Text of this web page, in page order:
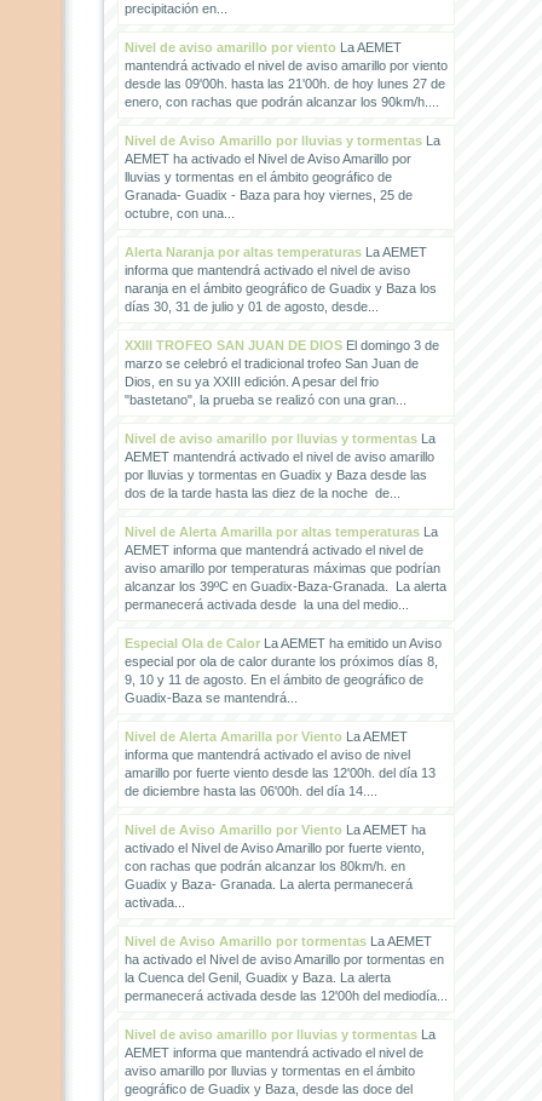
precipitación en...
Nivel de aviso amarillo por vientoLa AEMET
mantendrá activado el nivel de aviso amarillo por viento
desde las 09'00h. hasta las 21'00h. de hoy lunes 27 de
enero, con rachas que podrán alcanzar los 90km/h....
Nivel de Aviso Amarillo por lluvias y tormentasLa
AEMET ha activado el Nivel de Aviso Amarillo por
lluvias y tormentas en el ámbito geográfico de
Granada- Guadix - Baza para hoy viernes, 25 de
octubre, con una...
Alerta Naranja por altas temperaturasLa AEMET
informa que mantendrá activado el nivel de aviso
naranja en el ámbito geográfico de Guadix y Baza los
días 30, 31 de julio y 01 de agosto, desde...
XXIII TROFEO SAN JUAN DE DIOSEl domingo 3 de
marzo se celebró el tradicional trofeo San Juan de
Dios, en su ya XXIII edición. A pesar del frio
"bastetano", la prueba se realizó con una gran...
Nivel de aviso amarillo por lluvias y tormentasLa
AEMET mantendrá activado el nivel de aviso amarillo
por lluvias y tormentas en Guadix y Baza desde las
dos de la tarde hasta las diez de la noche de...
Nivel de Alerta Amarilla por altas temperaturasLa
AEMET informa que mantendrá activado el nivel de
aviso amarillo por temperaturas máximas que podrían
alcanzar los 39ºC en Guadix-Baza-Granada. La alerta
permanecerá activada desde la una del medio...
Especial Ola de CalorLa AEMET ha emitido un Aviso
especial por ola de calor durante los próximos días 8,
9, 10 y 11 de agosto. En el ámbito de geográfico de
Guadix-Baza se mantendrá...
Nivel de Alerta Amarilla por VientoLa AEMET
informa que mantendrá activado el aviso de nivel
amarillo por fuerte viento desde las 12'00h. del día 13
de diciembre hasta las 06'00h. del día 14....
Nivel de Aviso Amarillo por VientoLa AEMET ha
activado el Nivel de Aviso Amarillo por fuerte viento,
con rachas que podrán alcanzar los 80km/h. en
Guadix y Baza- Granada. La alerta permanecerá
activada...
Nivel de Aviso Amarillo por tormentasLa AEMET
ha activado el Nivel de aviso Amarillo por tormentas en
la Cuenca del Genil, Guadix y Baza. La alerta
permanecerá activada desde las 12'00h del mediodía...
Nivel de aviso amarillo por lluvias y tormentasLa
AEMET informa que mantendrá activado el nivel de
aviso amarillo por lluvias y tormentas en el ámbito
geográfico de Guadix y Baza, desde las doce del